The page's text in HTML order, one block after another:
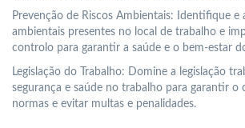
Prevenção de Riscos Ambientais: Identifique e
ambientais presentes no local de trabalho e
controlo para garantir a saúde e o bem-estar
Legislação do Trabalho: Domine a legislação
segurança e saúde no trabalho para garantir o
normas e evitar multas e penalidades.